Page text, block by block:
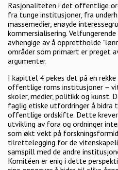
Rasjonaliteten i det offentlige
fra tunge institusjoner, fra
massemedier, enøyde
kommersialisering.
avhengige av å opprettholde
områder som primært er preget
argumenter.
I kapittel 4 pekes det på en
offentlige roms institusjoner –
skoler, medier, politikk og kunst.
faglig etiske utfordringer å
offentlige ordskifte. Dette
utvikling av fora og ordninger
som økt vekt på
tilrettelegging for de
samspill med de andre
Komitéen er enig i dette